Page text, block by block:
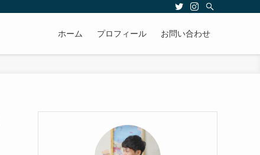
ホーム プロフィール お問い合わせ